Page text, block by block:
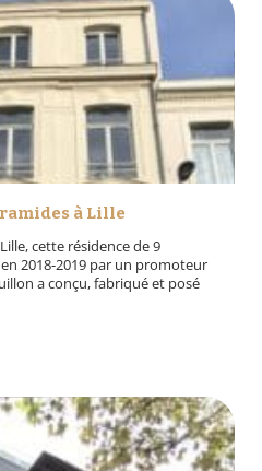
à Lille
cette résidence de 9
2018-2019 par un promoteur
a conçu, fabriqué et posé